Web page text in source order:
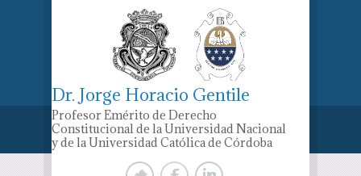
Dr. Jorge Horacio Gentile
Profesor Emérito de Derecho
Constitucional de la Universidad Nacional
y de la Universidad Católica de Córdoba